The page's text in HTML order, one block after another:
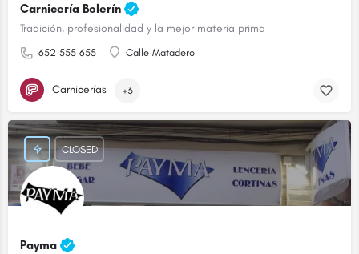
Carnicería Bolerín
Tradición, profesionalidad y la mejor materia prima
652 555 655 Calle Matadero
Carnicerías +3
Payma
CLOSED